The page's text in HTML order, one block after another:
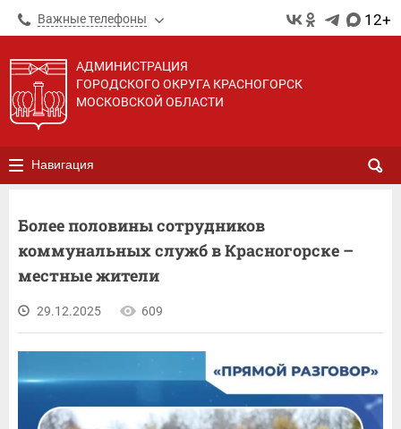
Важные телефоны 12+
АДМИНИСТРАЦИЯ
ГОРОДСКОГО ОКРУГА КРАСНОГОРСК
МОСКОВСКОЙ ОБЛАСТИ
Навигация
Более половины сотрудников
коммунальных служб в Красногорске –
местные жители
29.12.2025 609